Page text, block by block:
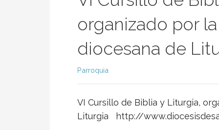
organizado por
diocesana de
Parroquia
VI Cursillo de Biblia y Liturgia,
Liturgia http://